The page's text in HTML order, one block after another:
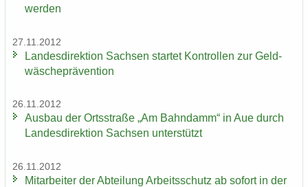
wer­den
27.11.2012
Lan­des­di­rek­ti­on Sach­sen star­tet Kon­trol­len zur Geld­
wä­sche­prä­ven­ti­on
26.11.2012
Aus­bau der Orts­stra­ße „Am Bahn­damm“ in Aue durch
Lan­des­di­rek­ti­on Sach­sen un­ter­stützt
26.11.2012
Mit­ar­bei­ter der Ab­tei­lung Ar­beits­schutz ab so­fort in der